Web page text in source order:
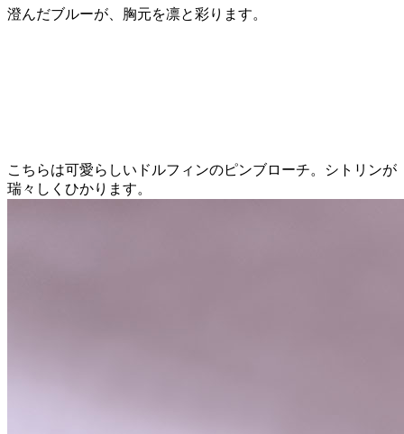
澄んだブルーが、胸元を凛と彩ります。
こちらは可愛らしいドルフィンのピンブローチ。シトリンが
瑞々しくひかります。